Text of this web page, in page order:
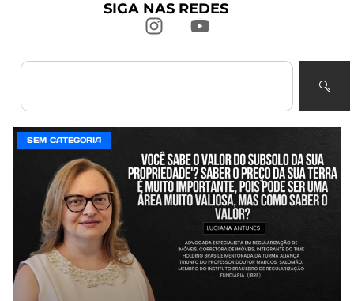
SIGA NAS REDES
SEM CATEGORIA